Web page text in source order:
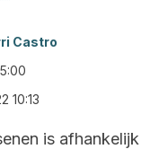
Castro
10:13
is afhankelijk